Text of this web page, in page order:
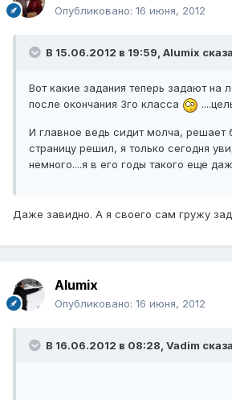
Опубликовано: 16 июня, 2012
В 15.06.2012 в 19:59, Alumix
Вот какие задания теперь задают на
после окончания 3го класса
И главное ведь сидит молча, решает
страницу решил, я только сегодня
немного....я в его годы такого еще
Даже завидно. А я своего сам гружу
Alumix
Опубликовано: 16 июня, 2012
В 16.06.2012 в 08:28, Vadim